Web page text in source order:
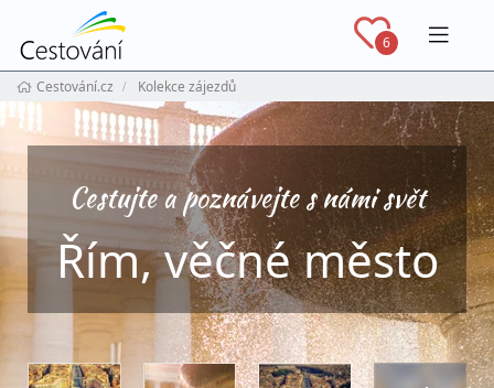
6
Cestování.cz Kolekce zájezdů
Cestujte a poznávejte s námi svět
Řím, věčné město